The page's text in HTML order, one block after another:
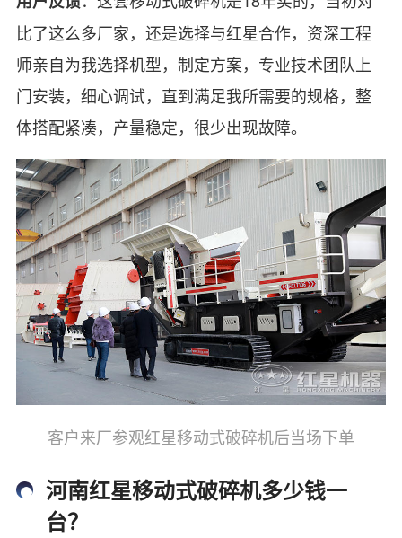
比了这么多厂家，还是选择与红星合作，资深工程
师亲自为我选择机型，制定方案，专业技术团队上
门安装，细心调试，直到满足我所需要的规格，整
体搭配紧凑，产量稳定，很少出现故障。
客户来厂参观红星移动式破碎机后当场下单
河南红星移动式破碎机多少钱一
台？